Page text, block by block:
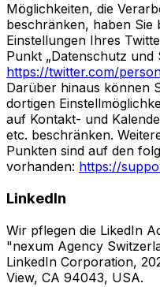
Möglichkeiten, die
beschränken, haben Sie
Einstellungen Ihres
Punkt „Datenschutz und
https://twitter.com/
Darüber hinaus können
dortigen
auf Kontakt- und
etc. beschränken.
Punkten sind auf den
vorhanden: https://
LinkedIn
Wir pflegen die LikedIn
"nexum Agency
LinkedIn Corporation,
View, CA 94043, USA.